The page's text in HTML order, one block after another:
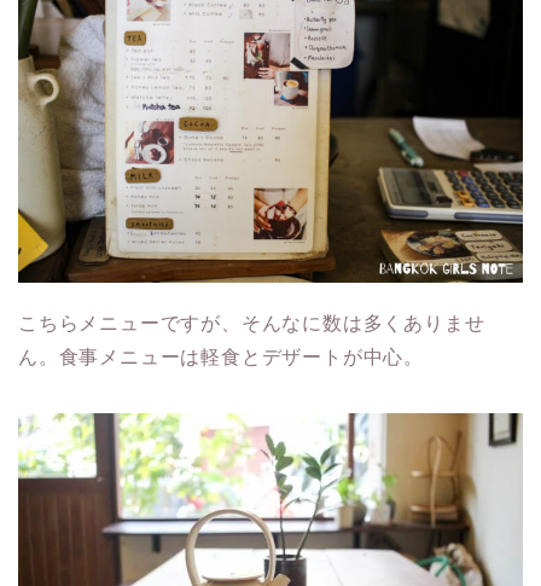
こちらメニューですが、そんなに数は多くありませ
ん。食事メニューは軽食とデザートが中心。